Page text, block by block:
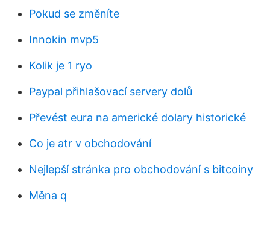
Pokud se změníte
Innokin mvp5
Kolik je 1 ryo
Paypal přihlašovací servery dolů
Převést eura na americké dolary historické
Co je atr v obchodování
Nejlepší stránka pro obchodování s bitcoiny
Měna q